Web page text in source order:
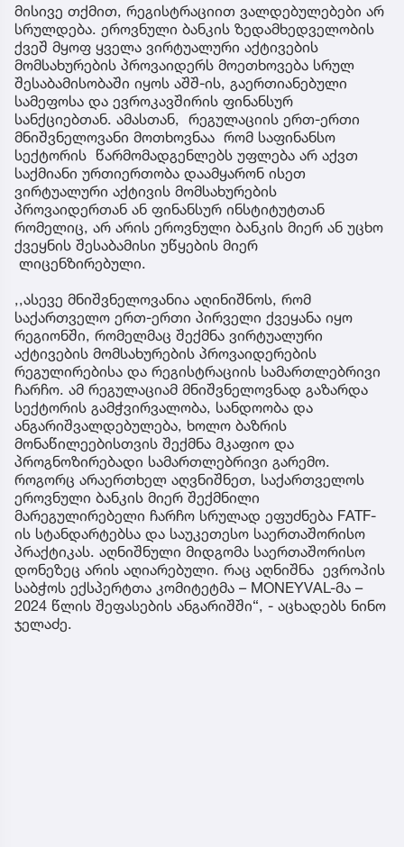
მისივე თქმით, რეგისტრაციით ვალდებულებები არ
სრულდება. ეროვნული ბანკის ზედამხედველობის
ქვეშ მყოფ ყველა ვირტუალური აქტივების
მომსახურების პროვაიდერს მოეთხოვება სრულ
შესაბამისობაში იყოს აშშ-ის, გაერთიანებული
სამეფოსა და ევროკავშირის ფინანსურ
სანქციებთან. ამასთან, რეგულაციის ერთ-ერთი
მნიშვნელოვანი მოთხოვნაა რომ საფინანსო
სექტორის წარმომადგენლებს უფლება არ აქვთ
საქმიანი ურთიერთობა დაამყარონ ისეთ
ვირტუალური აქტივის მომსახურების
პროვაიდერთან ან ფინანსურ ინსტიტუტთან
რომელიც, არ არის ეროვნული ბანკის მიერ ან უცხო
ქვეყნის შესაბამისი უწყების მიერ
ლიცენზირებული.
,,ასევე მნიშვნელოვანია აღინიშნოს, რომ
საქართველო ერთ-ერთი პირველი ქვეყანა იყო
რეგიონში, რომელმაც შექმნა ვირტუალური
აქტივების მომსახურების პროვაიდერების
რეგულირებისა და რეგისტრაციის სამართლებრივი
ჩარჩო. ამ რეგულაციამ მნიშვნელოვნად გაზარდა
სექტორის გამჭვირვალობა, სანდოობა და
ანგარიშვალდებულება, ხოლო ბაზრის
მონაწილეებისთვის შექმნა მკაფიო და
პროგნოზირებადი სამართლებრივი გარემო.
როგორც არაერთხელ აღვნიშნეთ, საქართველოს
ეროვნული ბანკის მიერ შექმნილი
მარეგულირებელი ჩარჩო სრულად ეფუძნება FATF-
ის სტანდარტებსა და საუკეთესო საერთაშორისო
პრაქტიკას. აღნიშნული მიდგომა საერთაშორისო
დონეზეც არის აღიარებული. რაც აღნიშნა ევროპის
საბჭოს ექსპერტთა კომიტეტმა – MONEYVAL-მა –
2024 წლის შეფასების ანგარიშში“, - აცხადებს ნინო
ჯელაძე.